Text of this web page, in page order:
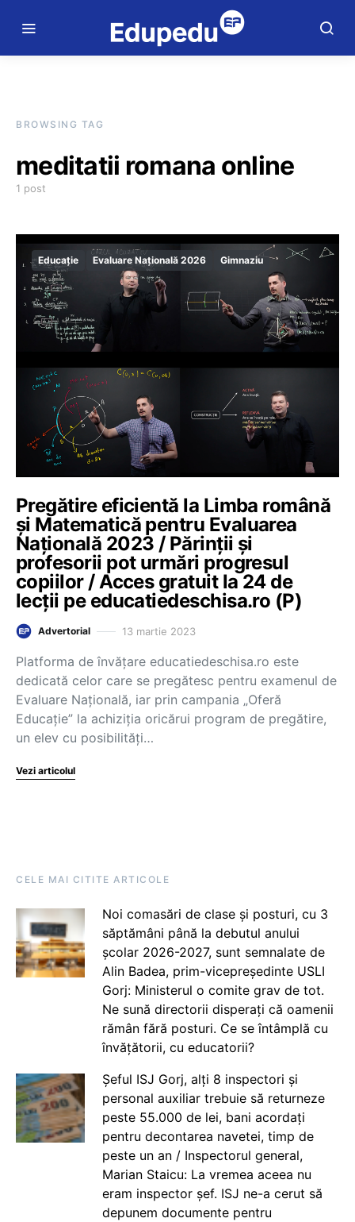
BROWSING TAG
meditatii romana online
1 post
Educație Evaluare Națională 2026 Gimnaziu
Pregătire eficientă la Limba română
și Matematică pentru Evaluarea
Națională 2023 / Părinții și
profesorii pot urmări progresul
copiilor / Acces gratuit la 24 de
lecții pe educatiedeschisa.ro (P)
Advertorial 13 martie 2023
Platforma de învățare educatiedeschisa.ro este
dedicată celor care se pregătesc pentru examenul de
Evaluare Națională, iar prin campania „Oferă
Educație” la achiziția oricărui program de pregătire,
un elev cu posibilități…
Vezi articolul
CELE MAI CITITE ARTICOLE
Noi comasări de clase și posturi, cu 3
săptămâni până la debutul anului
școlar 2026-2027, sunt semnalate de
Alin Badea, prim-vicepreședinte USLI
Gorj: Ministerul o comite grav de tot.
Ne sună directorii disperați că oamenii
rămân fără posturi. Ce se întâmplă cu
învățătorii, cu educatorii?
Șeful ISJ Gorj, alți 8 inspectori și
personal auxiliar trebuie să returneze
peste 55.000 de lei, bani acordați
pentru decontarea navetei, timp de
peste un an / Inspectorul general,
Marian Staicu: La vremea aceea nu
eram inspector șef. ISJ ne-a cerut să
depunem documente pentru